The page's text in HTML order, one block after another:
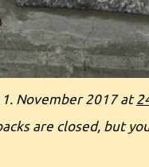
1. November 2017at
are closed, but